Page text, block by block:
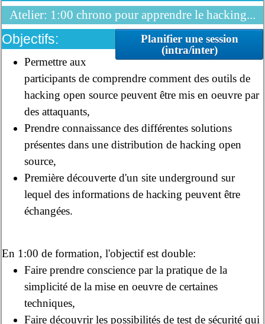
Atelier: 1:00 chrono pour apprendre le hacking...
Planifier une session
(intra/inter)
Objectifs:
Permettre aux
participants de comprendre comment des outils de
hacking open source peuvent être mis en oeuvre par
des attaquants,
Prendre connaissance des différentes solutions
présentes dans une distribution de hacking open
source,
Première découverte d'un site underground sur
lequel des informations de hacking peuvent être
échangées.
En 1:00 de formation, l'objectif est double:
Faire prendre conscience par la pratique de la
simplicité de la mise en oeuvre de certaines
techniques,
Faire découvrir les possibilités de test de sécurité qui